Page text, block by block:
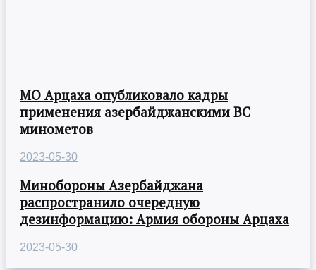
МО Арцаха опубликовало кадры
применения азербайджанскими ВС
минометов
2023-05-30
Минобороны Азербайджана
распространило очередную
дезинформацию: Армия обороны Арцаха
2023-05-30